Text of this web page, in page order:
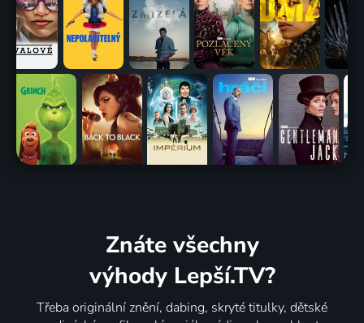
Znáte všechny
výhody Lepší.TV?
Třeba originální znění, dabing, skryté titulky, dětské